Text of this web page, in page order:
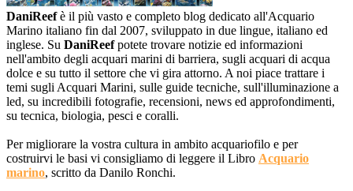
DaniReefè il più vasto e completo blog dedicato all'Acquario
Marino italiano fin dal 2007, sviluppato in due lingue, italiano ed
inglese. Su DaniReefpotete trovare notizie ed informazioni
nell'ambito degli acquari marini di barriera, sugli acquari di acqua
dolce e su tutto il settore che vi gira attorno. A noi piace trattare i
temi sugli Acquari Marini, sulle guide tecniche, sull'illuminazione a
led, su incredibili fotografie, recensioni, news ed approfondimenti,
su tecnica, biologia, pesci e coralli.
Per migliorare la vostra cultura in ambito acquariofilo e per
costruirvi le basi vi consigliamo di leggere il Libro Acquario
marino, scritto da Danilo Ronchi.